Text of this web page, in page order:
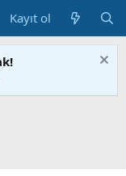
Kayıt ol